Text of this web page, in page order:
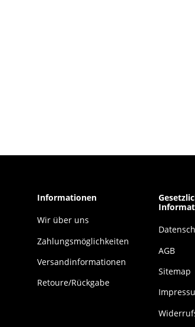
Informationen
Wir über uns
Zahlungsmöglichkeiten
Versandinformationen
Retoure/Rückgabe
AGB
Sitemap